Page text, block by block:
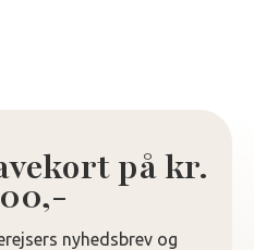
på kr.
nyhedsbrev og